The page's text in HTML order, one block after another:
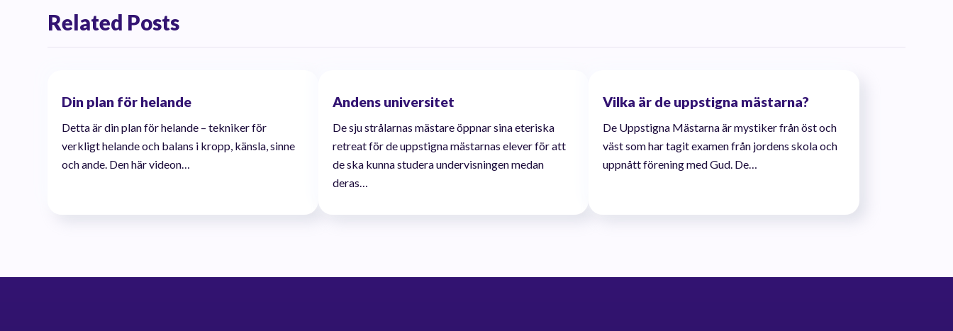
Related Posts
Din plan för helande
Detta är din plan för helande – tekniker för
verkligt helande och balans i kropp, känsla, sinne
och ande. Den här videon…
Andens universitet
De sju strålarnas mästare öppnar sina eteriska
retreat för de uppstigna mästarnas elever för att
de ska kunna studera undervisningen medan
deras…
Vilka är de uppstigna mästarna?
De Uppstigna Mästarna är mystiker från öst och
väst som har tagit examen från jordens skola och
uppnått förening med Gud. De…